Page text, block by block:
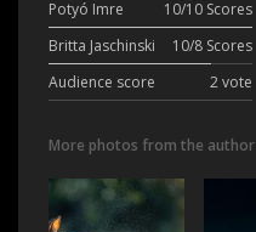
Potyó Imre
10/10 Scores
Britta Jaschinski
10/8 Scores
Audience score
2 vote
More photos from the author